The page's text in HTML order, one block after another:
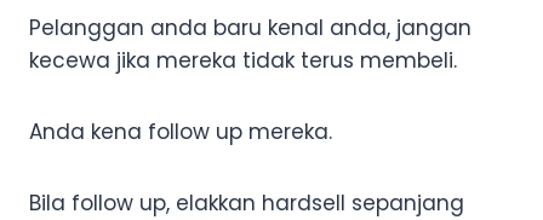
Pelanggan anda baru kenal anda, jangan
kecewa jika mereka tidak terus membeli.
Anda kena follow up mereka.
Bila follow up, elakkan hardsell sepanjang